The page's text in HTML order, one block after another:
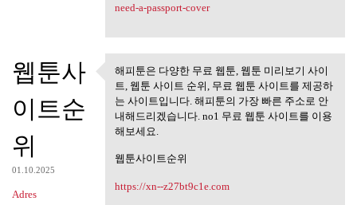
need-a-passport-cover
웹툰사
이트순
위
01.10.2025
Adres
해피툰은 다양한 무료 웹툰, 웹툰
미리보기 사이트,
해피툰은 다양한 무료 웹툰, 웹툰 미리보기 사이
트, 웹툰 사이트 순위, 무료 웹툰 사이트를 제공하
는 사이트입니다. 해피툰의 가장 빠른 주소로 안
내해드리겠습니다. no1 무료 웹툰 사이트를 이용
해보세요.
웹툰사이트순위
https://xn--z27bt9c1e.com